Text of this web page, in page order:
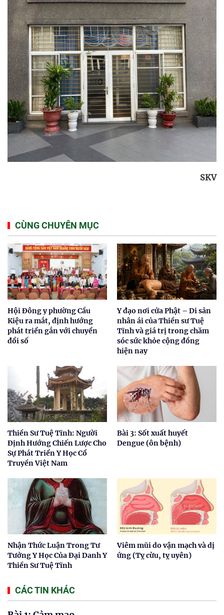
SKV
CÙNG CHUYÊN MỤC
Hội Đông y phường Cầu
Kiệu ra mắt, định hướng
phát triển gắn với chuyển
đổi số
Y đạo nơi cửa Phật – Di sản
nhân ái của Thiền sư Tuệ
Tĩnh và giá trị trong chăm
sóc sức khỏe cộng đồng
hiện nay
Thiền Sư Tuệ Tĩnh: Người
Định Hướng Chiến Lược Cho
Sự Phát Triển Y Học Cổ
Truyền Việt Nam
Bài 3: Sốt xuất huyết
Dengue (ôn bệnh)
Nhận Thức Luận Trong Tư
Tưởng Y Học Của Đại Danh Y
Thiền Sư Tuệ Tĩnh
Viêm mũi do vận mạch và dị
ứng (Tỵ cừu, tỵ uyên)
CÁC TIN KHÁC